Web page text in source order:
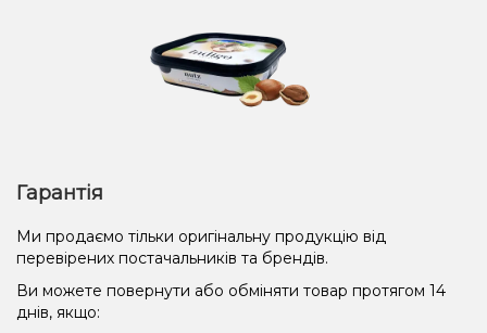
Гарантія
Ми продаємо тільки оригінальну продукцію від
перевірених постачальників та брендів.
Ви можете повернути або обміняти товар протягом 14
днів, якщо: